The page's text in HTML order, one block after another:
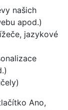
našich
apod.)
jazykové
Ano,